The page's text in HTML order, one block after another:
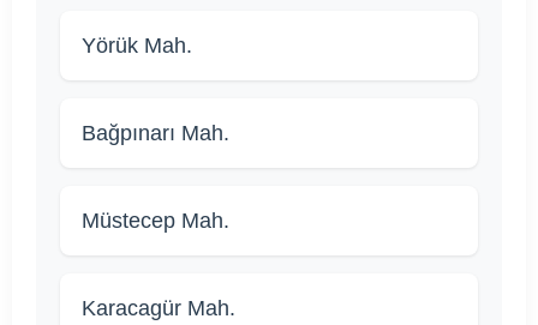
Yörük Mah.
Bağpınarı Mah.
Müstecep Mah.
Karacagür Mah.